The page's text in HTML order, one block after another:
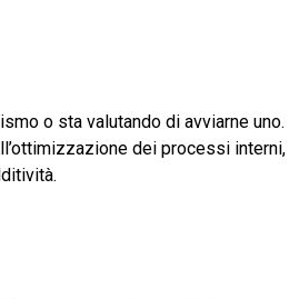
o sta valutando di avviarne uno.
dei processi interni,